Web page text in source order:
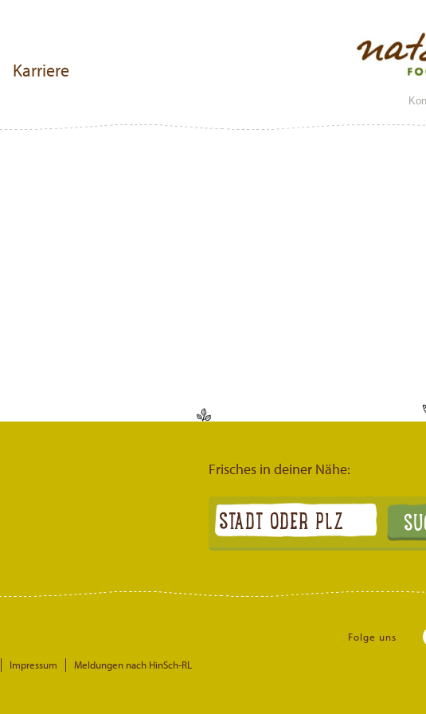
Karriere
Frisches in deiner Nähe:
Folge uns
Impressum Meldungen nach HinSch-RL